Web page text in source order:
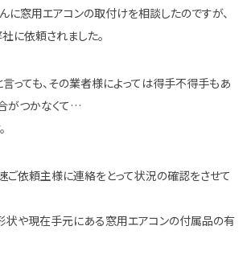
に窓用エアコンの取付けを相談したのですが、
に依頼されました。
っても、その業者様によっては得手不得手もあ
がつかなくて…
ご依頼主様に連絡をとって状況の確認をさせて
状や現在手元にある窓用エアコンの付属品の有